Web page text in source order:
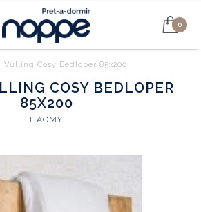
0
Vulling Cosy Bedloper 85x200
COSY BEDLOPER
85X200
HAOMY